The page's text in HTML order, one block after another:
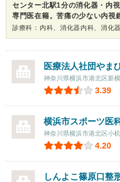
センター北駅1分の消化器・内
専門医在籍。苦痛の少ない内視
医療法人社団やま
神奈川県横浜市港北区新
3.39
横浜市スポーツ医
神奈川県横浜市港北区小
4.20
しんよこ篠原口整